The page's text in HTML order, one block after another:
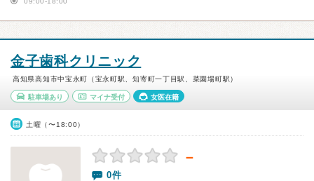
金子歯科クリニック
高知県高知市中宝永町（宝永町駅、知寄町一丁目駅、菜園場町駅）
駐車場あり マイナ受付 女医在籍
土曜（〜18:00）
－
0件